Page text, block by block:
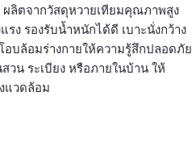
ลิตจากวัสดุหวายเทียมคุณภาพสูง
ง รองรับน้ำหนักได้ดี เบาะนั่งกว้าง
บล้อมร่างกายให้ความรู้สึกปลอดภัย
น ระเบียง หรือภายในบ้าน ให้
แวดล้อม